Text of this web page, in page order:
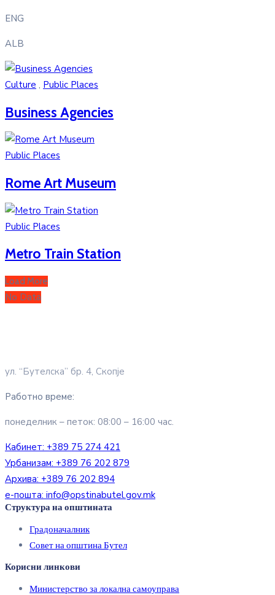
ENG
ALB
Culture , Public Places
Business Agencies
Public Places
Rome Art Museum
Public Places
Metro Train Station
Load More
No Data
ул. “Бутелска” бр. 4, Скопје
Работно време:
понеделник – петок: 08:00 – 16:00 час.
Кабинет: +389 75 274 421
Урбанизам: +389 76 202 879
Архива: +389 76 202 894
е-пошта: info@opstinabutel.gov.mk
Структура на општината
Градоначалник
Совет на општина Бутел
Корисни линкови
Министерство за локална самоуправа